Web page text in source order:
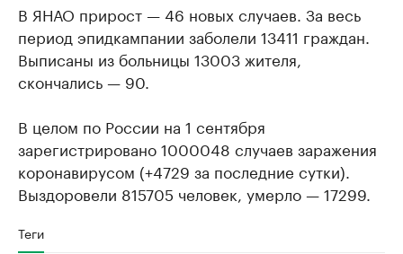
В ЯНАО прирост — 46 новых случаев. За весь
период эпидкампании заболели 13411 граждан.
Выписаны из больницы 13003 жителя,
скончались — 90.
В целом по России на 1 сентября
зарегистрировано 1000048 случаев заражения
коронавирусом (+4729 за последние сутки).
Выздоровели 815705 человек, умерло — 17299.
Теги